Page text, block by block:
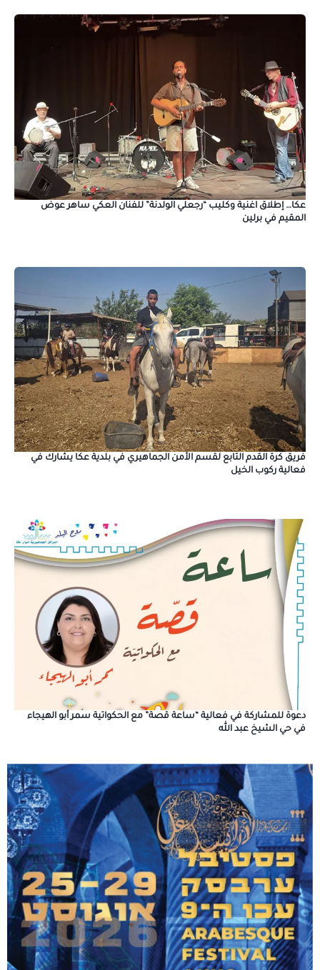
عكا… إطلاق اغنية وكليب “رجعلي الولدنة” للفنان العكي ساهر عوض
المقيم في برلين
فريق كرة القدم التابع لقسم الأمن الجماهيري في بلدية عكا يشارك في
فعالية ركوب الخيل
دعوة للمشاركة في فعالية “ساعة قصة” مع الحكواتية سمر أبو الهيجاء
في حي الشيخ عبد الله